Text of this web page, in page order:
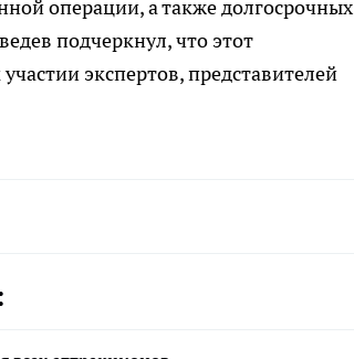
операции, а также долгосрочных
подчеркнул, что этот
экспертов, представителей